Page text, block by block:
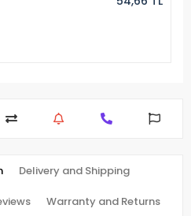
Delivery and Shipping
Warranty and Returns